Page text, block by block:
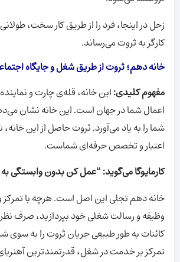
زحل در اینجا، فرد را از طریق کار سخت،
کارگر به ثروت می‌رساند.
خانه دهم؛ ثروت از طریق شغل و جایگاه
مفهوم کلیدی:این خانه، قله‌ی چارت و
اعمال شما در جهان است. این خانه نشان
شما را به یاد می‌آورد. ثروت حاصل از این
اعتبار و تخصص حرفه‌ای شماست.
کارمایوگا می‌گوید: “عمل کن بدون وابستگی
خانه دهم تجلی این اصل است. هرچه با تمرکز
وظیفه و رسالت شغلی خود بپردازید، صرف نظر
کائنات به طور طبیعی جریان ثروت را به سوی
تمرکز بر خدمت در شغل، قدرتمندترین